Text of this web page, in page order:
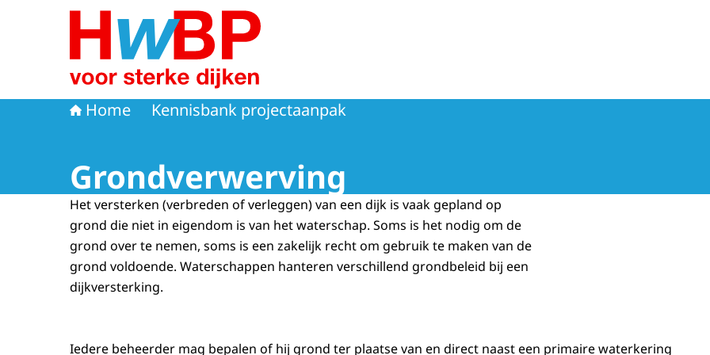
Naar de homepage van Hoogwaterbeschermingsprogramma
Home Kennisbank projectaanpak
Grondverwerving
Het versterken (verbreden of verleggen) van een dijk is vaak gepland op
grond die niet in eigendom is van het waterschap. Soms is het nodig om de
grond over te nemen, soms is een zakelijk recht om gebruik te maken van de
grond voldoende. Waterschappen hanteren verschillend grondbeleid bij een
dijkversterking.
Iedere beheerder mag bepalen of hij grond ter plaatse van en direct naast een primaire waterkering